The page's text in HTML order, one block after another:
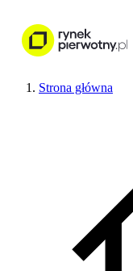
Strona główna